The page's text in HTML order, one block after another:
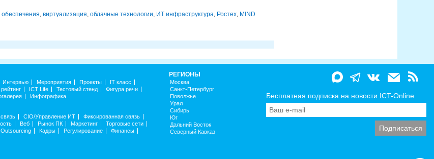
обеспечения, виртуализация, облачные технологии, ИТ инфраструктура, Ростех, MIND
Интервью Мероприятия Проекты
IT класс
рейтинг ICT Life Тестовый стенд
Фигура речи
Инфографика
CIO/Управление ИТ
Фиксированная связь
Веб Рынок ПК Маркетинг
Торговые сети
Outsourcing Кадры Регулирование
Финансы
РЕГИОНЫ
Москва
Санкт-Петербург
Поволжье
Урал
Сибирь
Юг
Дальний Восток
Северный Кавказ
Бесплатная подписка на новости ICT-Online